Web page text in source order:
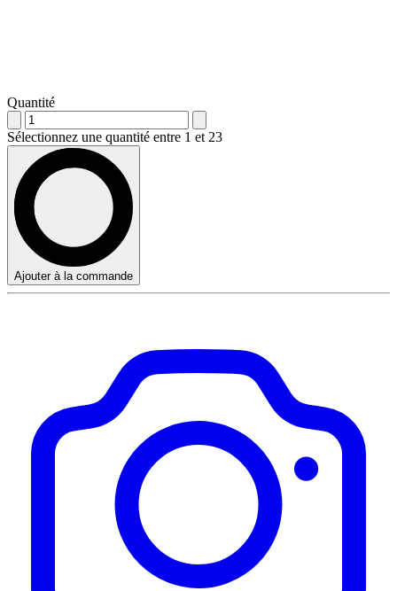
Quantité
Sélectionnez une quantité entre 1 et 23
Ajouter à la commande